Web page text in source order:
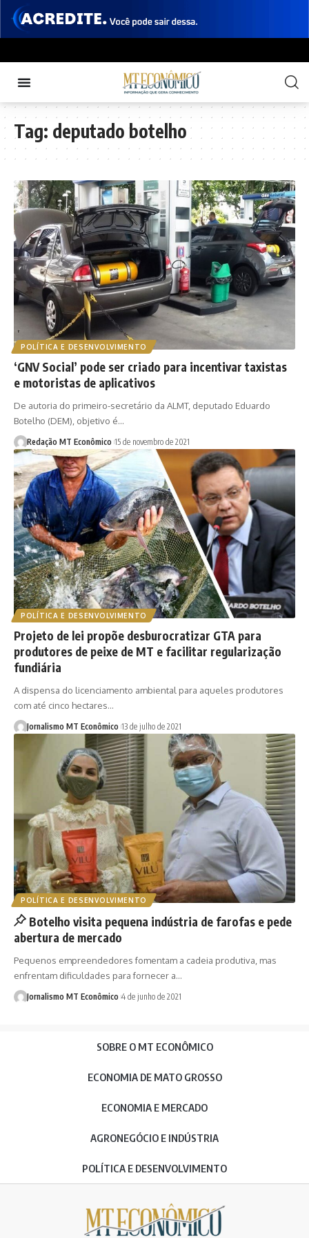
Tag: deputado botelho
POLÍTICA E DESENVOLVIMENTO
‘GNV Social’ pode ser criado para incentivar taxistas
e motoristas de aplicativos
De autoria do primeiro-secretário da ALMT, deputado Eduardo
Botelho (DEM), objetivo é…
Redação MT Econômico 15 de novembro de 2021
POLÍTICA E DESENVOLVIMENTO
Projeto de lei propõe desburocratizar GTA para
produtores de peixe de MT e facilitar regularização
fundiária
A dispensa do licenciamento ambiental para aqueles produtores
com até cinco hectares…
Jornalismo MT Econômico 13 de julho de 2021
POLÍTICA E DESENVOLVIMENTO
Botelho visita pequena indústria de farofas e pede
abertura de mercado
Pequenos empreendedores fomentam a cadeia produtiva, mas
enfrentam dificuldades para fornecer a…
Jornalismo MT Econômico 4 de junho de 2021
SOBRE O MT ECONÔMICO
ECONOMIA DE MATO GROSSO
ECONOMIA E MERCADO
AGRONEGÓCIO E INDÚSTRIA
POLÍTICA E DESENVOLVIMENTO